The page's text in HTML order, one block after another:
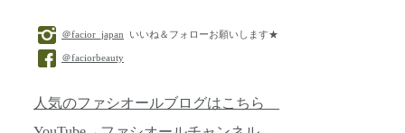
＠facior_japan いいね＆フォローお願いします★
＠faciorbeauty
人気のファシオールブログはこちら